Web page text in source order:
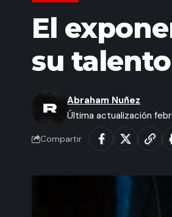
El
su talento
Última actualización
Abraham Nuñez
Compartir